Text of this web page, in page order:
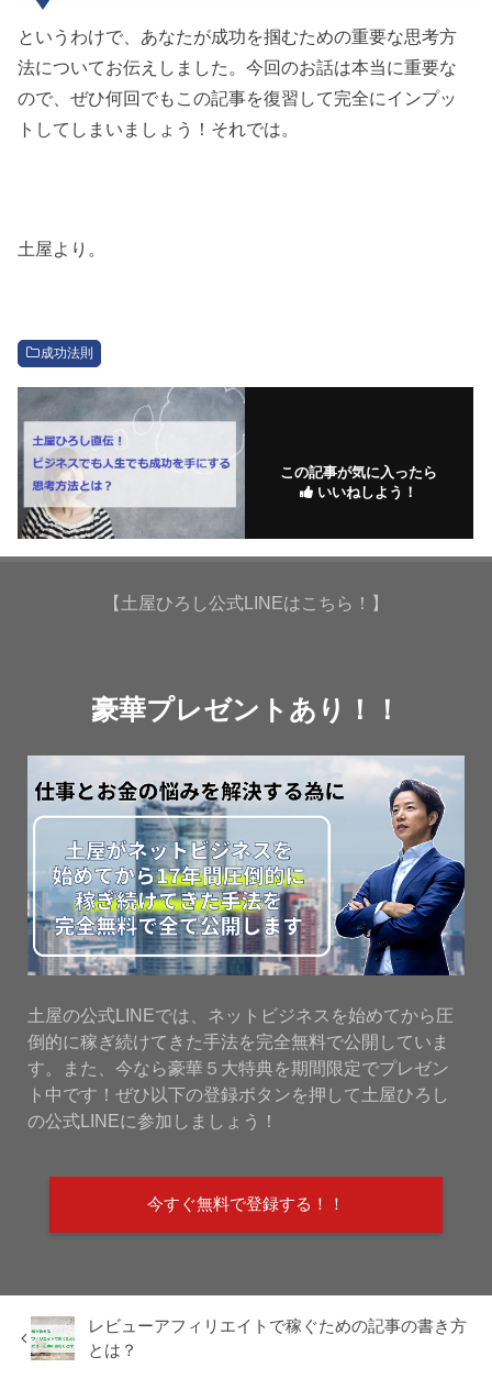
というわけで、あなたが成功を掴むための重要な思考方
法についてお伝えしました。今回のお話は本当に重要な
ので、ぜひ何回でもこの記事を復習して完全にインプッ
トしてしまいましょう！それでは。
土屋より。
成功法則
この記事が気に入ったら
いいねしよう！
【土屋ひろし公式LINEはこちら！】
豪華プレゼントあり！！
土屋の公式LINEでは、ネットビジネスを始めてから圧
倒的に稼ぎ続けてきた手法を完全無料で公開していま
す。また、今なら豪華５大特典を期間限定でプレゼン
ト中です！ぜひ以下の登録ボタンを押して土屋ひろし
の公式LINEに参加しましょう！
今すぐ無料で登録する！！
レビューアフィリエイトで稼ぐための記事の書き方
とは？